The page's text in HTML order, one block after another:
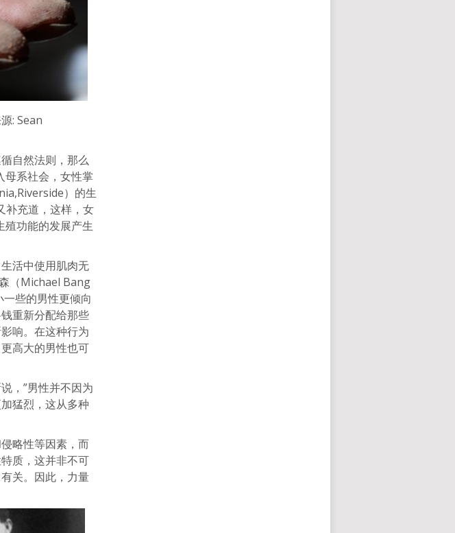
: Sean
自然法则，那么
母系社会，女性掌
）的生
补充道，这样，女
殖功能的发展产生
活中使用肌肉无
（Michael Bang
些的男性更倾向
重新分配给那些
响。在这种行为
高大的男性也可
，”男性并不因为
猛烈，这从多种
略性等因素，而
质，这并非不可
关。因此，力量